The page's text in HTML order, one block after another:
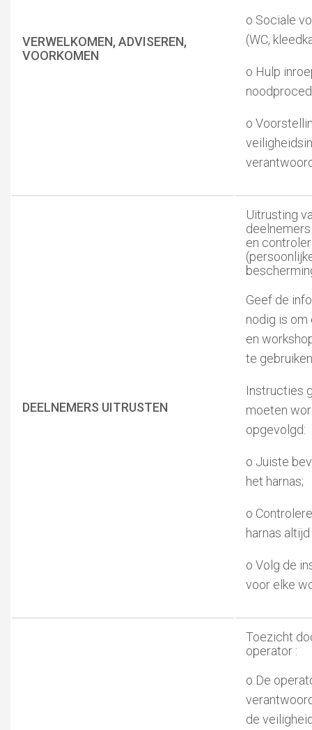
VERWELKOMEN, ADVISEREN,
VOORKOMEN
o Sociale
(WC,
o Hulp
o
DEELNEMERS UITRUSTEN
Uitrusting
en
Geef de
nodig is
en
te
Instructies
moeten
opgevolgd:
o Juiste
het harnas;
o
harnas
o Volg de
voor elke
Toezicht
operator :
o De
de